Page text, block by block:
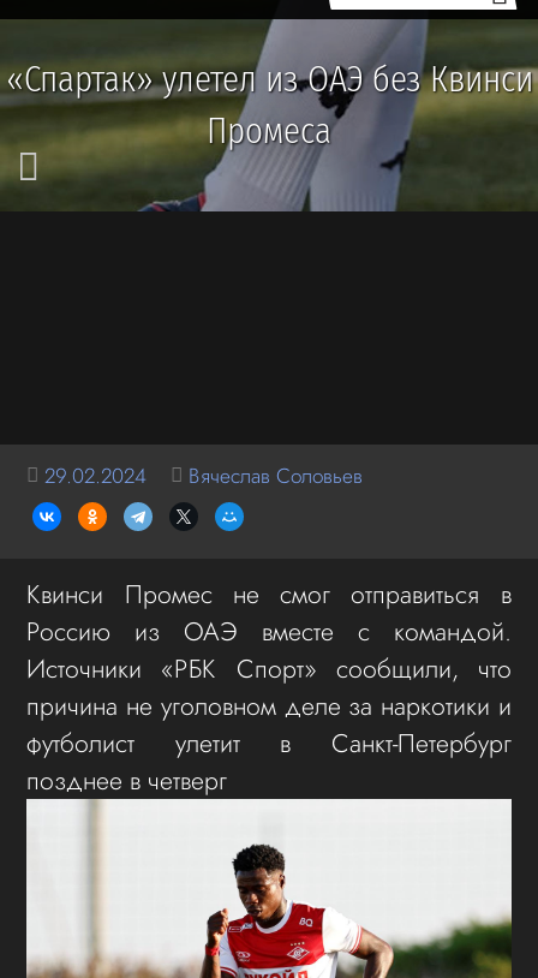
«Спартак» улетел из ОАЭ без Квинси
Промеса
29.02.2024 Вячеслав Соловьев
Квинси Промес не смог отправиться в
Россию из ОАЭ вместе с командой.
Источники «РБК Спорт» сообщили, что
причина не уголовном деле за наркотики и
футболист улетит в Санкт-Петербург
позднее в четверг